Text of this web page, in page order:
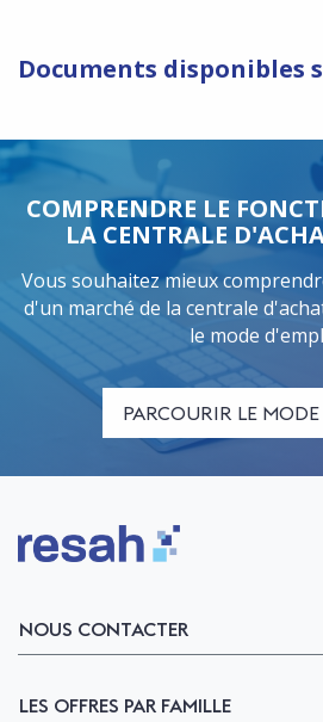
Documents disponibles
COMPRENDRE LE
LA CENTRALE
Vous souhaitez mieux
d'un marché de la centrale
le mode
PARCOURIR LE
Logo Resah
NOUS CONTACTER
LES OFFRES PAR FAMILLE